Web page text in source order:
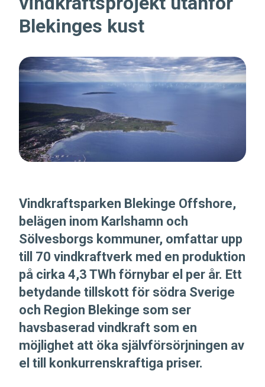
Blekinges kust
Vindkraftsparken Blekinge Offshore,
belägen inom Karlshamn och
Sölvesborgs kommuner, omfattar upp
till 70 vindkraftverk med en produktion
på cirka 4,3 TWh förnybar el per år. Ett
betydande tillskott för södra Sverige
och Region Blekinge som ser
havsbaserad vindkraft som en
möjlighet att öka självförsörjningen av
el till konkurrenskraftiga priser.